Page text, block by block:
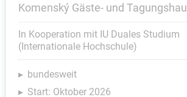
Komenský Gäste- und
In Kooperation mit IU Duales Studium
(Internationale Hochschule)
bundesweit
Start: Oktober 2026